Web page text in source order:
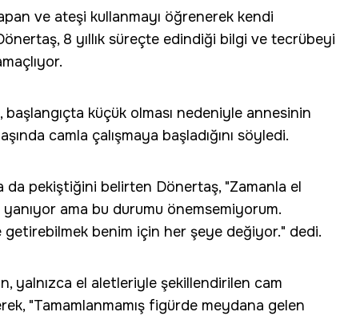
ve ateşi kullanmayı öğrenerek kendi
8 yıllık süreçte edindiği bilgi ve tecrübeyi
küçük olması nedeniyle annesinin
camla çalışmaya başladığını söyledi.
da pekiştiğini belirten Dönertaş, "Zamanla el
yanıyor ama bu durumu önemsemiyorum.
getirebilmek benim için her şeye değiyor." dedi.
yalnızca el aletleriyle şekillendirilen cam
"Tamamlanmamış figürde meydana gelen